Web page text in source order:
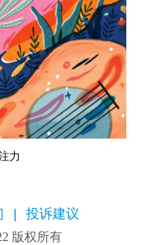
力
| 投诉建议
版权所有